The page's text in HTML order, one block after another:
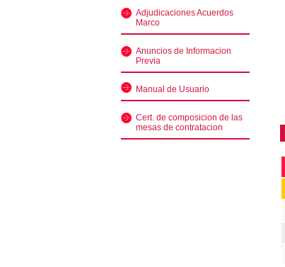
Adjudicaciones Acuerdos
Marco
Anuncios de Informacion
Previa
Manual de Usuario
Cert. de composicion de las
mesas de contratacion